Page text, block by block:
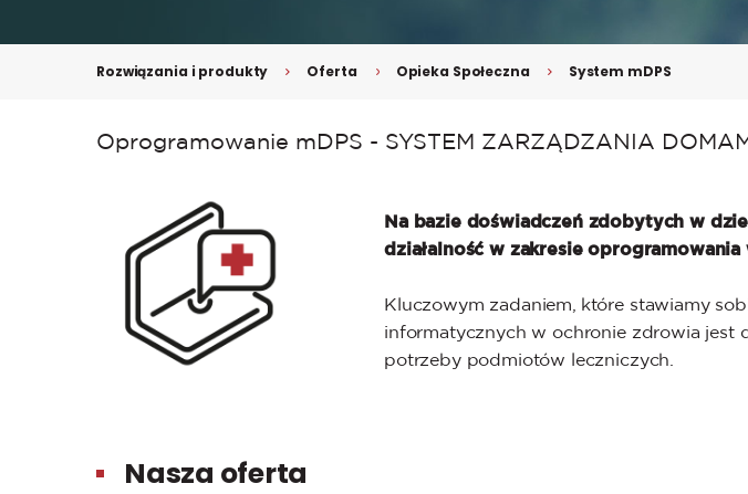
Rozwiązania i produkty Oferta Opieka Społeczna System mDPS
Oprogramowanie mDPS - SYSTEM ZARZĄDZANIA
Na bazie doświadczeń zdobytych w
działalność w zakresie
Kluczowym zadaniem, które stawiamy
informatycznych w ochronie zdrowia jest
potrzeby podmiotów leczniczych.
Nasza oferta